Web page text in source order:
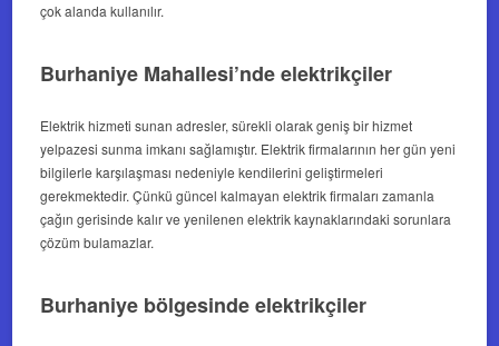
çok alanda kullanılır.
Burhaniye Mahallesi’nde elektrikçiler
Elektrik hizmeti sunan adresler, sürekli olarak geniş bir hizmet
yelpazesi sunma imkanı sağlamıştır. Elektrik firmalarının her gün yeni
bilgilerle karşılaşması nedeniyle kendilerini geliştirmeleri
gerekmektedir. Çünkü güncel kalmayan elektrik firmaları zamanla
çağın gerisinde kalır ve yenilenen elektrik kaynaklarındaki sorunlara
çözüm bulamazlar.
Burhaniye bölgesinde elektrikçiler